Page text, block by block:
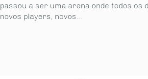
passou a ser uma arena onde todos os
novos players, novos...